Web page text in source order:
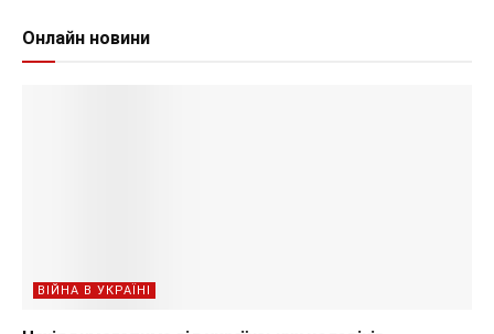
Онлайн новини
ВІЙНА В УКРАЇНІ